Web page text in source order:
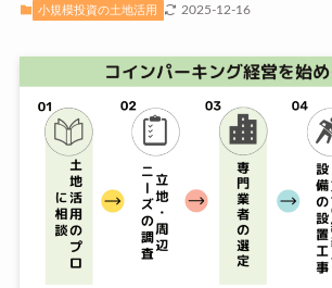
小規模投資の土地活用 2025-12-16